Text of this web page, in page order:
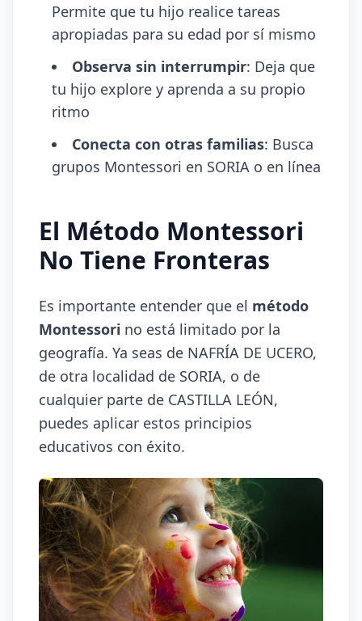
Permite que tu hijo realice tareas
apropiadas para su edad por sí mismo
Observa sin interrumpir: Deja que
tu hijo explore y aprenda a su propio
ritmo
Conecta con otras familias: Busca
grupos Montessori en SORIA o en línea
El Método Montessori
No Tiene Fronteras
Es importante entender que el método
Montessori no está limitado por la
geografía. Ya seas de NAFRÍA DE UCERO,
de otra localidad de SORIA, o de
cualquier parte de CASTILLA LEÓN,
puedes aplicar estos principios
educativos con éxito.